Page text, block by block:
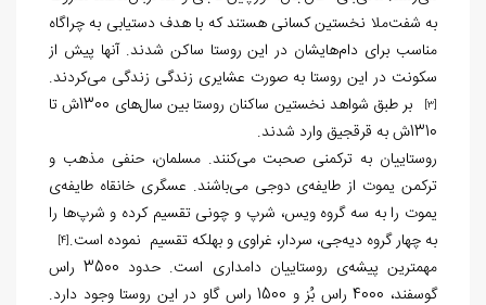
به شفت‌ملا نخستین کسانی هستند که با هدف دستیابی به چراگاه
مناسب برای دام‌هایشان در این روستا ساکن شدند. آنها پیش از
سکونت در این روستا به صورت عشایری زندگی زندگی می‌کردند.
[3]
بر طبق شواهد نخستین ساکنان روستا بین سال‌های 1300ش تا
1310ش به قرقجیق وارد شدند.
روستاییان به ترکمنی صحبت می‌کنند. مسلمان، حنفی مذهب و
ترکمن یموت از طایفه‌ی دوجی می‌باشند. عسگری خانقاه طایفه‌ی‌
یموت را به سه گروه ویس، شرپ و چونی تقسیم کرده و شرپ‌ها را
به چهار گروه دیه‌جی، سردار، غراوی و بهلکه تقسیم نموده است.[4]
مهمترین پیشه‌ی روستاییان دامداری است. حدود 3500 راس
گوسفند، 4000 راس بُز و 1500 راس گاو در این روستا وجود دارد.